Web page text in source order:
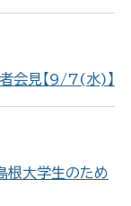
会見【9/7(水)】
根大学生のため